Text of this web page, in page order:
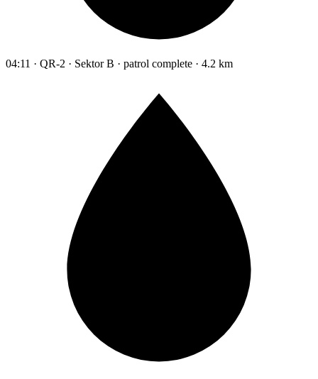
04:11 · QR-2 · Sektor B · patrol complete · 4.2 km